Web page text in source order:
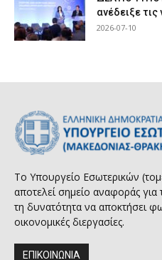
ανέδειξε
2026-07-10
Το Υπουργείο Εσωτερικών
αποτελεί σημείο αναφοράς
τη δυνατότητα να αποκτήσει
οικονομικές διεργασίες.
ΕΠΙΚΟΙΝΩΝΙΑ